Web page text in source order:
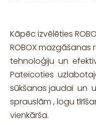
Kāpēc izvēlēties
ROBOX
tehnoloģiju un
Pateicoties
sūkšanas jaudai un
sprauslām , logu
vienkārša.